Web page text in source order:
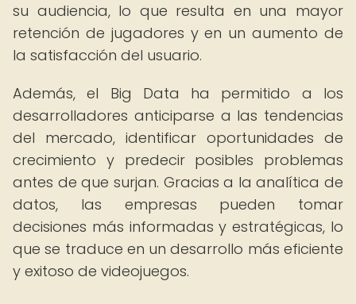
su audiencia, lo que resulta en una mayor
retención de jugadores y en un aumento de
la satisfacción del usuario.
Además, el Big Data ha permitido a los
desarrolladores anticiparse a las tendencias
del mercado, identificar oportunidades de
crecimiento y predecir posibles problemas
antes de que surjan. Gracias a la analítica de
datos, las empresas pueden tomar
decisiones más informadas y estratégicas, lo
que se traduce en un desarrollo más eficiente
y exitoso de videojuegos.